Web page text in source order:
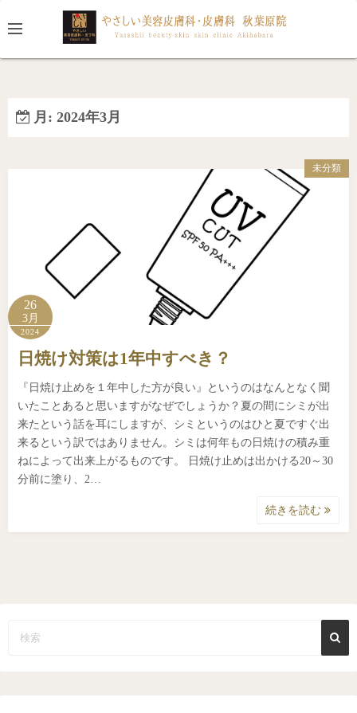
ン
月: 2024年3月
未分類
26
3月
2024
日焼け対策は1年中すべき？
『日焼け止めを１年中した方が良い』というのはなんとなく聞
いたことあると思いますがなぜでしょうか？夏の間にシミが出
来たという話を耳にしますが、シミというのはひと夏ですぐ出
来るという訳ではありません。シミは何年もの日焼けの積み重
ねによって出来上がるものです。 日焼け止めは出かける20～30
分前に塗り、2…
続きを読む